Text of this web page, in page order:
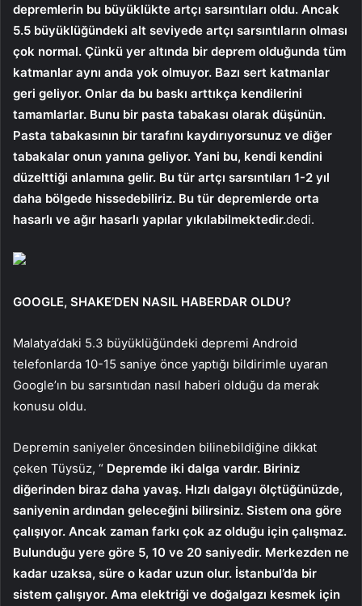
depremlerin bu büyüklükte artçı sarsıntıları oldu. Ancak
5.5 büyüklüğündeki alt seviyede artçı sarsıntıların olması
çok normal. Çünkü yer altında bir deprem olduğunda tüm
katmanlar aynı anda yok olmuyor. Bazı sert katmanlar
geri geliyor. Onlar da bu baskı arttıkça kendilerini
tamamlarlar. Bunu bir pasta tabakası olarak düşünün.
Pasta tabakasının bir tarafını kaydırıyorsunuz ve diğer
tabakalar onun yanına geliyor. Yani bu, kendi kendini
düzelttiği anlamına gelir. Bu tür artçı sarsıntıları 1-2 yıl
daha bölgede hissedebiliriz. Bu tür depremlerde orta
hasarlı ve ağır hasarlı yapılar yıkılabilmektedir.dedi.
GOOGLE, SHAKE’DEN NASIL HABERDAR OLDU?
Malatya’daki 5.3 büyüklüğündeki depremi Android
telefonlarda 10-15 saniye önce yaptığı bildirimle uyaran
Google’ın bu sarsıntıdan nasıl haberi olduğu da merak
konusu oldu.
Depremin saniyeler öncesinden bilinebildiğine dikkat
çeken Tüysüz, “ Depremde iki dalga vardır. Biriniz
diğerinden biraz daha yavaş. Hızlı dalgayı ölçtüğünüzde,
saniyenin ardından geleceğini bilirsiniz. Sistem ona göre
çalışıyor. Ancak zaman farkı çok az olduğu için çalışmaz.
Bulunduğu yere göre 5, 10 ve 20 saniyedir. Merkezden ne
kadar uzaksa, süre o kadar uzun olur. İstanbul’da bir
sistem çalışıyor. Ama elektriği ve doğalgazı kesmek için